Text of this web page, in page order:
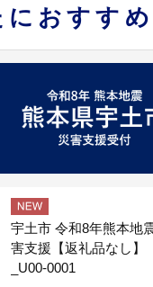
におすす
宇土市 令和8年熊本地
害支援【返礼品なし】
_U00-0001